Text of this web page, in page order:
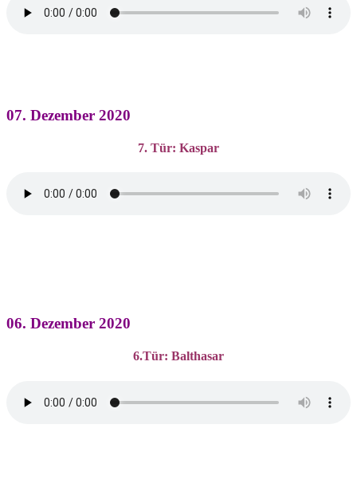
07. Dezember 2020
7. Tür: Kaspar
06. Dezember 2020
6.Tür: Balthasar